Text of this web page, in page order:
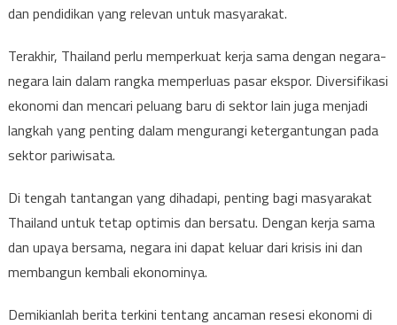
dan pendidikan yang relevan untuk masyarakat.
Terakhir, Thailand perlu memperkuat kerja sama dengan negara-
negara lain dalam rangka memperluas pasar ekspor. Diversifikasi
ekonomi dan mencari peluang baru di sektor lain juga menjadi
langkah yang penting dalam mengurangi ketergantungan pada
sektor pariwisata.
Di tengah tantangan yang dihadapi, penting bagi masyarakat
Thailand untuk tetap optimis dan bersatu. Dengan kerja sama
dan upaya bersama, negara ini dapat keluar dari krisis ini dan
membangun kembali ekonominya.
Demikianlah berita terkini tentang ancaman resesi ekonomi di